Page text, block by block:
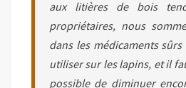
aux litières de bois
propriétaires, nous
dans les médicaments
utiliser sur les lapins, et il
possible de diminuer